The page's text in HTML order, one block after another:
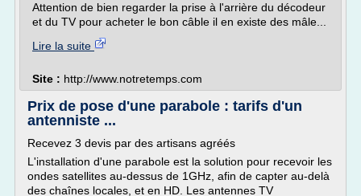
Attention de bien regarder la prise à l'arrière du décodeur
et du TV pour acheter le bon câble il en existe des mâle...
Lire la suite
Site : http://www.notretemps.com
Prix de pose d'une parabole : tarifs d'un
antenniste ...
Recevez 3 devis par des artisans agréés
L'installation d'une parabole est la solution pour recevoir les
ondes satellites au-dessus de 1GHz, afin de capter au-delà
des chaînes locales, et en HD. Les antennes TV